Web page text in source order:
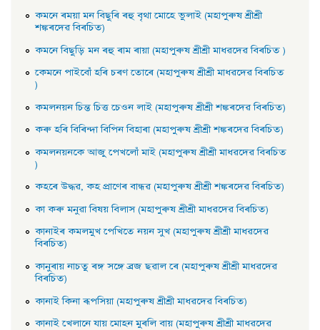
কমনে ৰময়া মন বিছুৰি ৰহু বৃথা মােহে ভুলাই (মহাপুৰুষ শ্ৰীশ্ৰী
শঙ্কৰদেৱ বিৰচিত)
কমনে বিছুড়ি মন ৰহু ৰাম ৰায়া (মহাপুৰুষ শ্ৰীশ্ৰী মাধৱদেৱ বিৰচিত )
কেমনে পাইবোঁ হৰি চৰণ তােৰে (মহাপুৰুষ শ্ৰীশ্ৰী মাধৱদেৱ বিৰচিত
)
কমলনয়ন চিন্ত চিত্ত চেওন লাই (মহাপুৰুষ শ্ৰীশ্ৰী শঙ্কৰদেৱ বিৰচিত)
কৰু হৰি বিৰিন্দা বিপিন বিহাৰা (মহাপুৰুষ শ্ৰীশ্ৰী শঙ্কৰদেৱ বিৰচিত)
কমলনয়নকে আজু পেখলোঁ মাই (মহাপুৰুষ শ্ৰীশ্ৰী মাধৱদেৱ বিৰচিত
)
কহৰে উদ্ধৱ, কহ প্রাণেৰ বান্ধৱ (মহাপুৰুষ শ্ৰীশ্ৰী শঙ্কৰদেৱ বিৰচিত)
কা কৰু মনুৱা বিষয় বিলাস (মহাপুৰুষ শ্ৰীশ্ৰী মাধৱদেৱ বিৰচিত)
কানাইৰ কমলমুখ পেখিতে নয়ন সুখ (মহাপুৰুষ শ্ৰীশ্ৰী মাধৱদেৱ
বিৰচিত)
কানুৰায় নাচতু ৰঙ্গ সঙ্গে ব্রজ ছৱাল ৰে (মহাপুৰুষ শ্ৰীশ্ৰী মাধৱদেৱ
বিৰচিত)
কানাই কিনা ৰূপসিয়া (মহাপুৰুষ শ্ৰীশ্ৰী মাধৱদেৱ বিৰচিত)
কানাই খেলানে যায় মােহন মুৰলি বায় (মহাপুৰুষ শ্ৰীশ্ৰী মাধৱদেৱ